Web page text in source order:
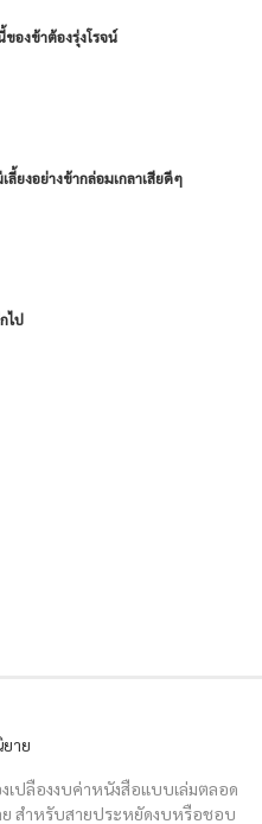
องข้าต้องรุ่งโรจน์
ลี้ยงอย่างข้ากล่อมเกลาเสียดีๆ
ไป
าย
เปลืองงบค่าหนังสือแบบเล่มตลอด
ย สำหรับสายประหยัดงบหรือชอบ